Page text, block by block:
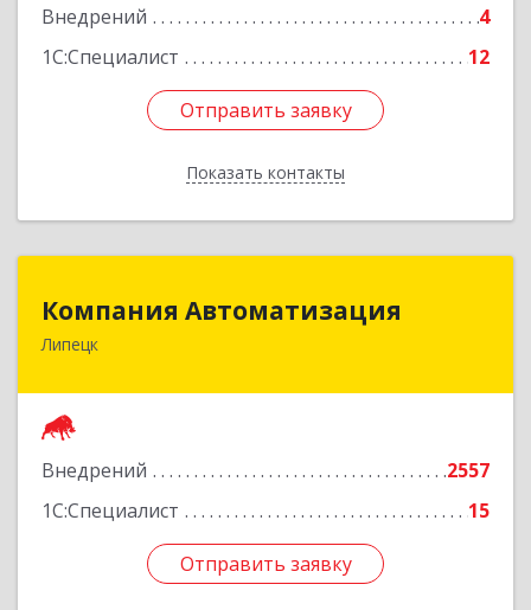
Внедрений
4
1С:Специалист
12
Отправить заявку
Показать контакты
Отправить заявку
Назад
Компания Автоматизация
Липецк
Внедрений
2557
1С:Специалист
15
Отправить заявку
398001, Липецкая обл, Липецк г, Победы пл,
Отправить заявку